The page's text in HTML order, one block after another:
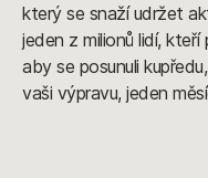
který se snaží udržet
jeden z milionů lidí,
aby se posunuli
vaši výpravu, jeden